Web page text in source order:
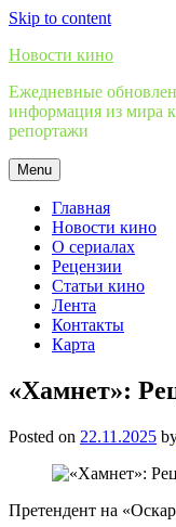
Skip to content
Новости кино
Ежедневные
информация из мира
репортажи
Menu
Главная
Новости кино
О сериалах
Рецензии
Статьи кино
Лента
Контакты
Карта
«Хамнет»:
Posted on 22.11.2025
Претендент на